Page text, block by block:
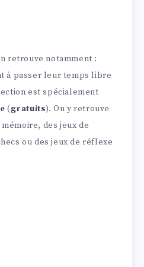
retrouve notamment :
à passer leur temps libre
est spécialement
(gratuits). On y retrouve
des jeux de
ou des jeux de réflexe